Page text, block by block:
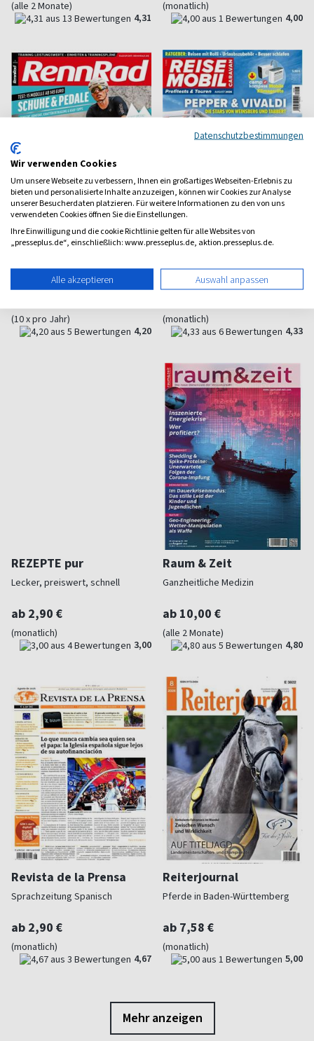
(alle 2 Monate)
4,31
(monatlich)
4,00
Rennrad
Taktik, Training und Tests
(10 x pro Jahr)
4,20
Reisemobil Caravan
Camping und Caravan
(monatlich)
4,33
REZEPTE pur
Lecker, preiswert, schnell
ab 2,90 €
(monatlich)
3,00
Raum & Zeit
Ganzheitliche Medizin
ab 10,00 €
(alle 2 Monate)
4,80
Revista de la Prensa
Sprachzeitung Spanisch
ab 2,90 €
(monatlich)
4,67
Reiterjournal
Pferde in Baden-Württemberg
ab 7,58 €
(monatlich)
5,00
Mehr anzeigen
Datenschutzbestimmungen
Wir verwenden Cookies
Um unsere Webseite zu verbessern, Ihnen ein großartiges Webseiten-Erlebnis zu
bieten und personalisierte Inhalte anzuzeigen, können wir Cookies zur Analyse
unserer Besucherdaten platzieren. Für weitere Informationen zu den von uns
verwendeten Cookies öffnen Sie die Einstellungen.
Ihre Einwilligung und die cookie Richtlinie gelten für alle Websites von
„presseplus.de“, einschließlich: www.presseplus.de, aktion.presseplus.de.
Alle akzeptieren Auswahl anpassen